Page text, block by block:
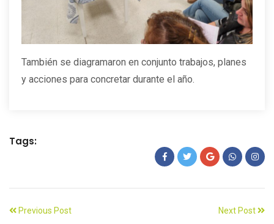
También se diagramaron en conjunto trabajos, planes
y acciones para concretar durante el año.
Tags:
Previous Post Next Post